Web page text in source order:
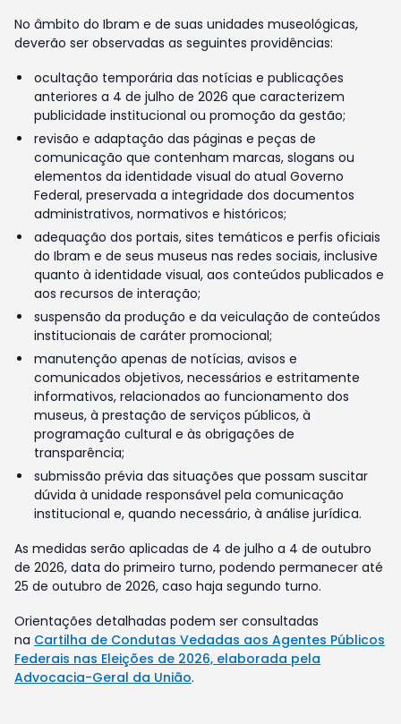
No âmbito do Ibram e de suas unidades museológicas,
deverão ser observadas as seguintes providências:
ocultação temporária das notícias e publicações
anteriores a 4 de julho de 2026 que caracterizem
publicidade institucional ou promoção da gestão;
revisão e adaptação das páginas e peças de
comunicação que contenham marcas, slogans ou
elementos da identidade visual do atual Governo
Federal, preservada a integridade dos documentos
administrativos, normativos e históricos;
adequação dos portais, sites temáticos e perfis oficiais
do Ibram e de seus museus nas redes sociais, inclusive
quanto à identidade visual, aos conteúdos publicados e
aos recursos de interação;
suspensão da produção e da veiculação de conteúdos
institucionais de caráter promocional;
manutenção apenas de notícias, avisos e
comunicados objetivos, necessários e estritamente
informativos, relacionados ao funcionamento dos
museus, à prestação de serviços públicos, à
programação cultural e às obrigações de
transparência;
submissão prévia das situações que possam suscitar
dúvida à unidade responsável pela comunicação
institucional e, quando necessário, à análise jurídica.
As medidas serão aplicadas de 4 de julho a 4 de outubro
de 2026, data do primeiro turno, podendo permanecer até
25 de outubro de 2026, caso haja segundo turno.
Orientações detalhadas podem ser consultadas
na Cartilha de Condutas Vedadas aos Agentes Públicos
Federais nas Eleições de 2026, elaborada pela
Advocacia-Geral da União.